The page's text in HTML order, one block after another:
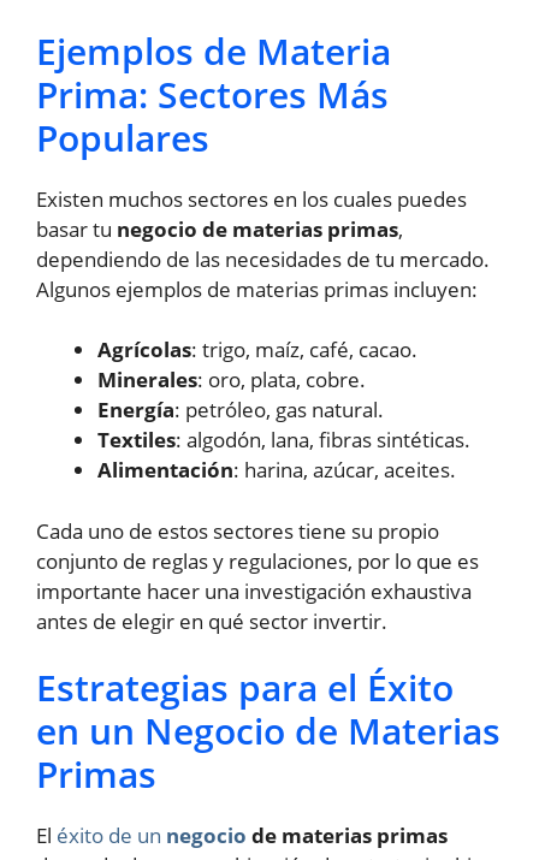
Ejemplos de Materia
Prima: Sectores Más
Populares
Existen muchos sectores en los cuales puedes
basar tu negocio de materias primas,
dependiendo de las necesidades de tu mercado.
Algunos ejemplos de materias primas incluyen:
Agrícolas: trigo, maíz, café, cacao.
Minerales: oro, plata, cobre.
Energía: petróleo, gas natural.
Textiles: algodón, lana, fibras sintéticas.
Alimentación: harina, azúcar, aceites.
Cada uno de estos sectores tiene su propio
conjunto de reglas y regulaciones, por lo que es
importante hacer una investigación exhaustiva
antes de elegir en qué sector invertir.
Estrategias para el Éxito
en un Negocio de Materias
Primas
El éxito de un negocio de materias primas